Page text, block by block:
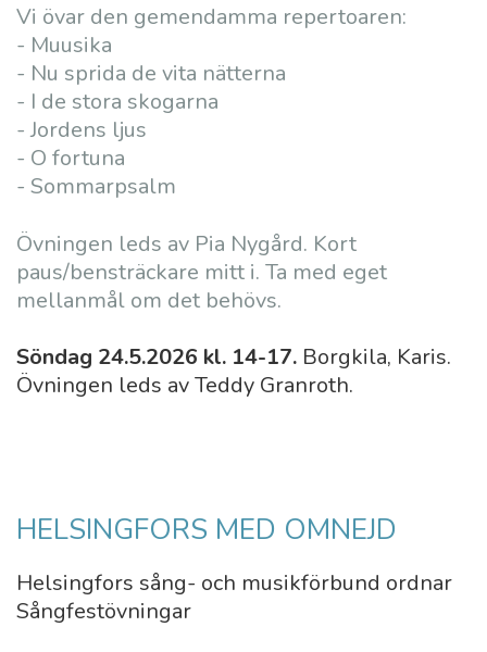
Vi övar den gemendamma repertoaren:
- Muusika
- Nu sprida de vita nätterna
- I de stora skogarna
- Jordens ljus
- O fortuna
- Sommarpsalm
Övningen leds av Pia Nygård. Kort
paus/bensträckare mitt i. Ta med eget
mellanmål om det behövs.
Söndag 24.5.2026 kl. 14-17. Borgkila, Karis.
Övningen leds av Teddy Granroth.
HELSINGFORS MED OMNEJD
Helsingfors sång- och musikförbund ordnar
Sångfestövningar